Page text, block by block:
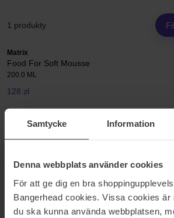
Samtycke Information
Denna webbplats använder cookies
För att ge dig en bra
Bangerhead cookies. Vissa cookies är
du ska kunna använda webbplatsen,
1 produkty
Matrix
Food For Soft Mousse
200.0 ML
128 zł
NEWSLETTER DOWIEDZ SIĘ